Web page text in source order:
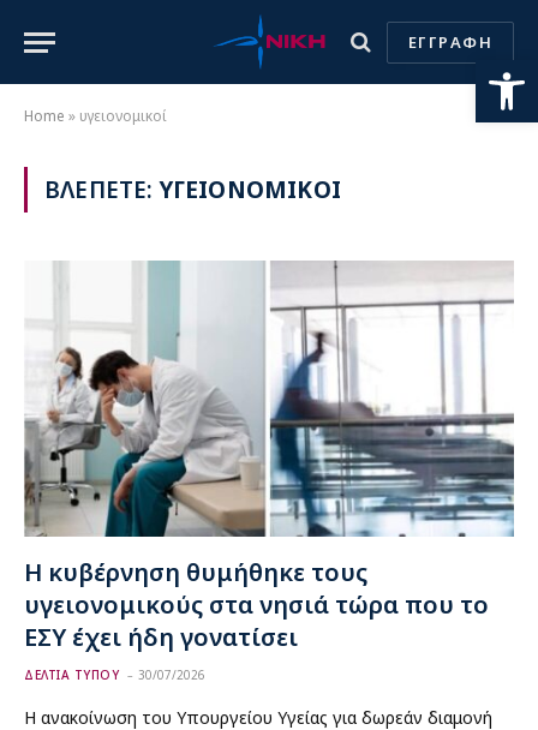
ΕΓΓΡΑΦΗ
Home » υγειονομικοί
ΒΛΕΠΕΤΕ:ΥΓΕΙΟΝΟΜΙΚΟΙ
Η κυβέρνηση θυμήθηκε τους
υγειονομικούς στα νησιά τώρα που το
ΕΣΥ έχει ήδη γονατίσει
ΔΕΛΤΙΑ ΤΥΠΟΥ 30/07/2026
Η ανακοίνωση του Υπουργείου Υγείας για δωρεάν διαμονή